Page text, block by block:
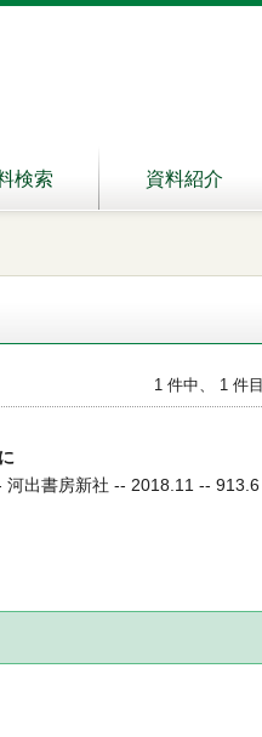
検索 資料紹介
1 件中、 1 件目
河出書房新社 -- 2018.11 -- 913.6